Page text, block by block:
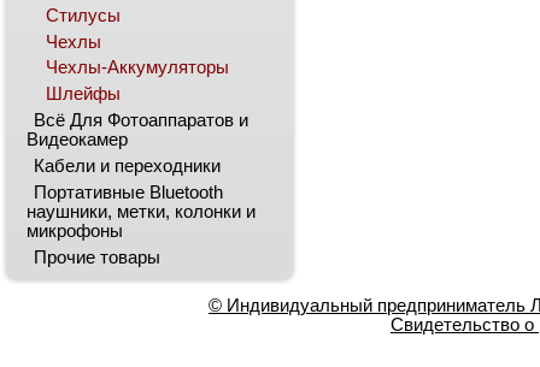
Стилусы
Чехлы
Чехлы-Аккумуляторы
Шлейфы
Всё Для Фотоаппаратов и
Видеокамер
Кабели и переходники
Портативные Bluetooth
наушники, метки, колонки и
микрофоны
Прочие товары
© Индивидуальный предприниматель
Свидетельство